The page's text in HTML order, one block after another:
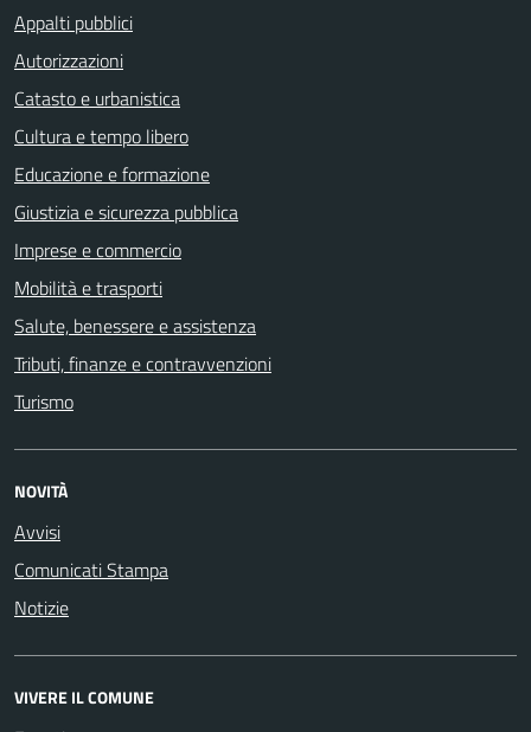
Appalti pubblici
Autorizzazioni
Catasto e urbanistica
Cultura e tempo libero
Educazione e formazione
Giustizia e sicurezza pubblica
Imprese e commercio
Mobilità e trasporti
Salute, benessere e assistenza
Tributi, finanze e contravvenzioni
Turismo
NOVITÀ
Avvisi
Comunicati Stampa
Notizie
VIVERE IL COMUNE